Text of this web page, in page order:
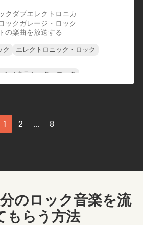
ク ダブエレクトロニカ
ックガレージ・ロック
の楽曲を放送する
ク
エレクトロニック・ロック
ル／クラシック・ロック
1 2 ... 8
のロック音楽を流
もらう方法